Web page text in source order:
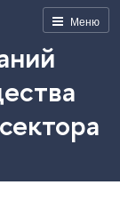
Меню